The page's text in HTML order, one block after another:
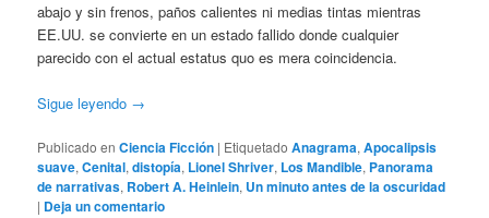
abajo y sin frenos, paños calientes ni medias tintas mientras
EE.UU. se convierte en un estado fallido donde cualquier
parecido con el actual estatus quo es mera coincidencia.
Sigue leyendo →
Publicado en Ciencia Ficción | Etiquetado Anagrama,Apocalipsis
suave,Cenital,distopía, Lionel Shriver, Los Mandible, Panorama
de narrativas, Robert A. Heinlein, Un minuto antes de la oscuridad
| Deja un comentario